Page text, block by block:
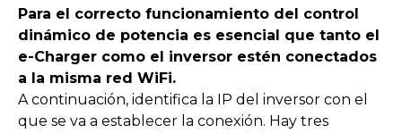
Para el correcto funcionamiento del control
dinámico de potencia es esencial que tanto el
e-Charger como el inversor estén conectados
a la misma red WiFi.
A continuación, identifica la IP del inversor con el
que se va a establecer la conexión. Hay tres